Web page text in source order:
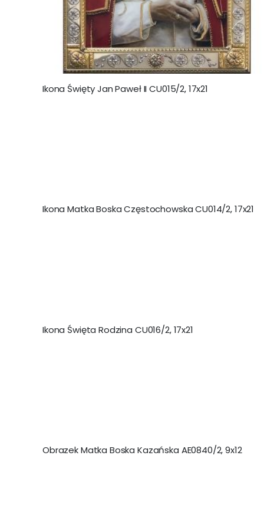
Ikona Święty Jan Paweł II CU015/2, 17x21
Ikona Matka Boska Częstochowska CU014/2, 17x21
Ikona Święta Rodzina CU016/2, 17x21
Obrazek Matka Boska Kazańska AE0840/2, 9x12